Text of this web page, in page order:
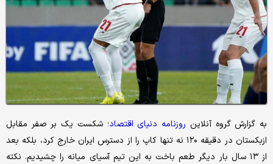
به گزارش گروه آنلاین روزنامه دنیای اقتصاد؛ شکست یک بر صفر مقابل
ازبکستان در دقیقه ۱۲۰ نه تنها کاپ را از دسترس ایران خارج کرد، بلکه بعد
از ۱۳ سال بار دیگر طعم باخت به این تیم آسیای میانه را چشیدیم. نکته